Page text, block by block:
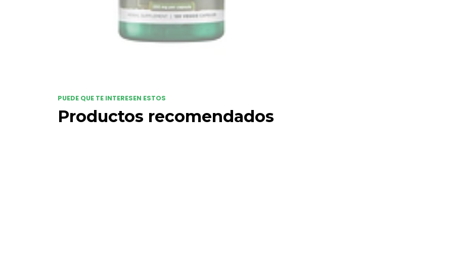
PUEDE QUE TE INTERESEN ESTOS
Productos recomendados